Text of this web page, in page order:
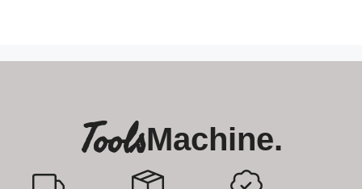
ToolsMachine.